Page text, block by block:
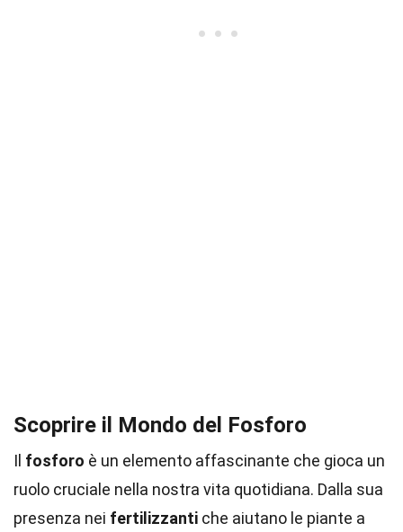
Scoprire il Mondo del Fosforo
Il fosforo è un elemento affascinante che gioca un
ruolo cruciale nella nostra vita quotidiana. Dalla sua
presenza nei fertilizzanti che aiutano le piante a